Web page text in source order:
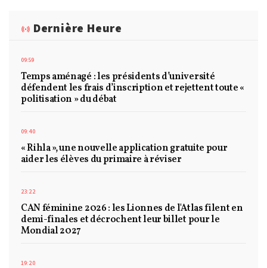
Dernière Heure
09:59
Temps aménagé : les présidents d’université
défendent les frais d’inscription et rejettent toute «
politisation » du débat
09:40
« Rihla », une nouvelle application gratuite pour
aider les élèves du primaire à réviser
23:22
CAN féminine 2026 : les Lionnes de l'Atlas filent en
demi-finales et décrochent leur billet pour le
Mondial 2027
19:20